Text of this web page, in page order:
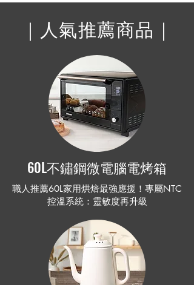
｜人氣推薦商品｜
60L不鏽鋼微電腦電烤箱
職人推薦60L家用烘焙最強應援！專屬NTC
控溫系統：靈敏度再升級